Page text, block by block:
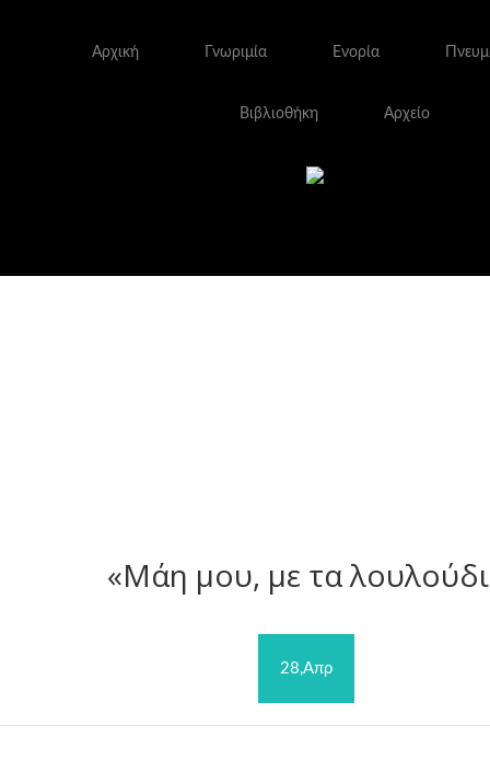
Αρχική Γνωριμία Ενορία
Βιβλιοθήκη Αρχείο
«Μάη μου, με τα
28,Απρ